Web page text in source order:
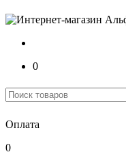
0
Оплата
0